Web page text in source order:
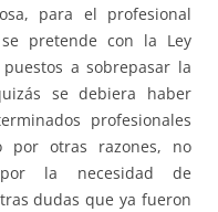
para el profesional
pretende con la Ley
a sobrepasar la
se debiera haber
profesionales
por otras razones, no
la necesidad de
dudas que ya fueron